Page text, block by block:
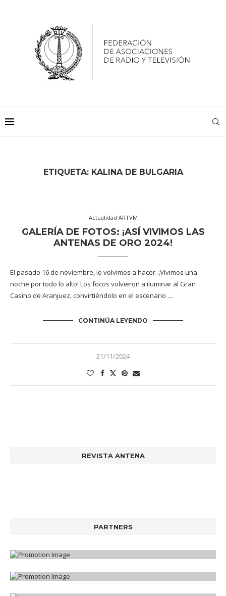
ETIQUETA: KALINA DE BULGARIA
Actualidad ARTVM
GALERÍA DE FOTOS: ¡ASÍ VIVIMOS LAS
ANTENAS DE ORO 2024!
El pasado 16 de noviembre, lo volvimos a hacer. ¡Vivimos una
noche por todo lo alto! Los focos volvieron a iluminar al Gran
Casino de Aranjuez, convirtiéndolo en el escenario …
CONTINÚA LEYENDO
21/11/2024
REVISTA ANTENA
PARTNERS